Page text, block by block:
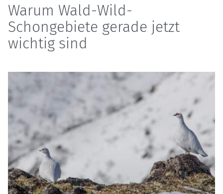
Warum Wald-Wild-
Schongebiete gerade jetzt
wichtig sind